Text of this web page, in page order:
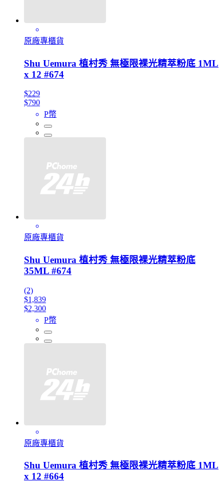
原廠專櫃貨
Shu Uemura 植村秀 無極限裸光精萃粉底 1ML
x 12 #674
$229
$790
P幣
原廠專櫃貨
Shu Uemura 植村秀 無極限裸光精萃粉底
35ML #674
(2)
$1,839
$2,300
P幣
原廠專櫃貨
Shu Uemura 植村秀 無極限裸光精萃粉底 1ML
x 12 #664